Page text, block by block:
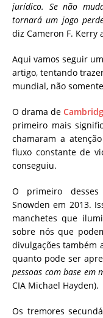
jurídico. Se não
tornará um jogo
diz Cameron F. Kerry
Aqui vamos seguir
artigo, tentando
mundial, não
O drama de
primeiro mais
chamaram a
fluxo constante de
conseguiu.
O primeiro
Snowden em 2013.
manchetes que
sobre nós que
divulgações também
quanto pode ser
pessoas com base em
CIA Michael Hayden).
Os tremores